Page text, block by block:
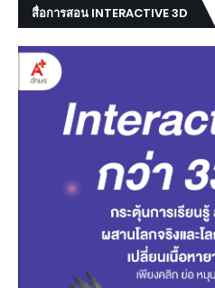
สื่อการสอน INTERACTIVE 3D